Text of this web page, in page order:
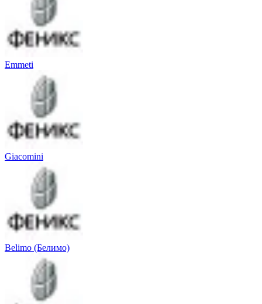
Emmeti
Giacomini
Belimo (Белимо)